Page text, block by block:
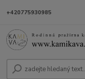
+420775930985